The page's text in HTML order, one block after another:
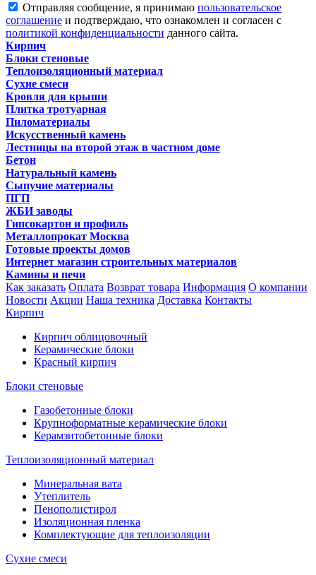
Отправляя сообщение, я принимаю пользовательское
соглашение и подтверждаю, что ознакомлен и согласен с
политикой конфиденциальности данного сайта.
Кирпич
Блоки стеновые
Теплоизоляционный материал
Сухие смеси
Кровля для крыши
Плитка тротуарная
Пиломатериалы
Искусственный камень
Лестницы на второй этаж в частном доме
Бетон
Натуральный камень
Сыпучие материалы
ПГП
ЖБИ заводы
Гипсокартон и профиль
Металлопрокат Москва
Готовые проекты домов
Интернет магазин строительных материалов
Камины и печи
Как заказать Оплата Возврат товара Информация О компании
Новости Акции Наша техника Доставка Контакты
Кирпич
Кирпич облицовочный
Керамические блоки
Красный кирпич
Блоки стеновые
Газобетонные блоки
Крупноформатные керамические блоки
Керамзитобетонные блоки
Теплоизоляционный материал
Минеральная вата
Утеплитель
Пенополистирол
Изоляционная пленка
Комплектующие для теплоизоляции
Сухие смеси